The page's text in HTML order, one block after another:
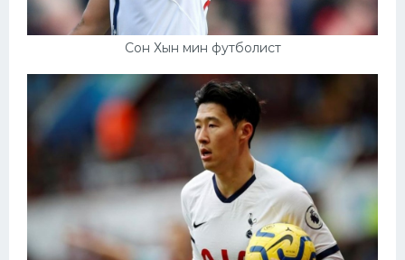
Сон Хын мин футболист